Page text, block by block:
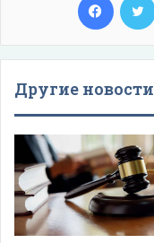
Другие новости